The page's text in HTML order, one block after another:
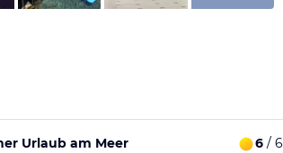
Urlaub am Meer 6/ 6